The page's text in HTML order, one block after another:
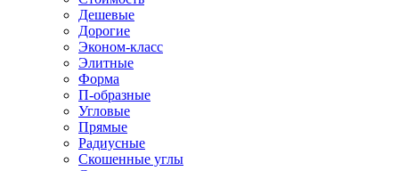
Дешевые
Дорогие
Эконом-класс
Элитные
Форма
П-образные
Угловые
Прямые
Радиусные
Скошенные углы